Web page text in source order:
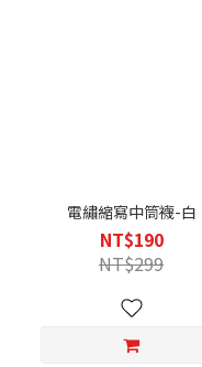
電繡縮寫中筒襪-白
NT$190
NT$299